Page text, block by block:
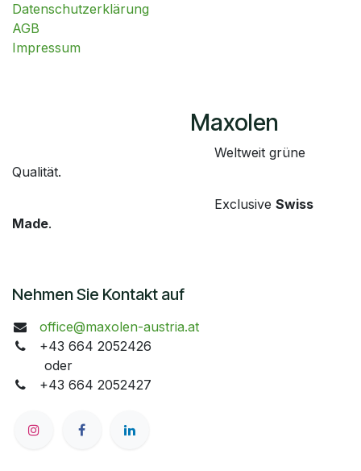
Datenschutzerklärung
AGB
Impressum
​Maxolen
​Weltweit grüne
Qualität.
​Exclusive Swiss
Made.
Nehmen Sie Kontakt auf
office@maxolen-austria.at
+43 664 2052426
oder
+43 664 2052427